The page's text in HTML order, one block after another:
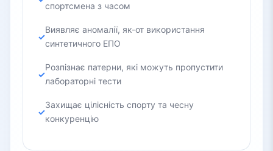
спортсмена з часом
Виявляє аномалії, як-от використання
синтетичного ЕПО
Розпізнає патерни, які можуть пропустити
лабораторні тести
Захищає цілісність спорту та чесну
конкуренцію